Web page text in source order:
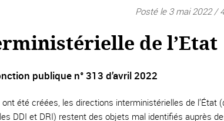
Posté le 3 mai 2022 /
de l’Etat
publique n° 313 d’avril 2022
été créées, les directions interministérielles de l’État
DDI et DRI) restent des objets mal identifiés auprès